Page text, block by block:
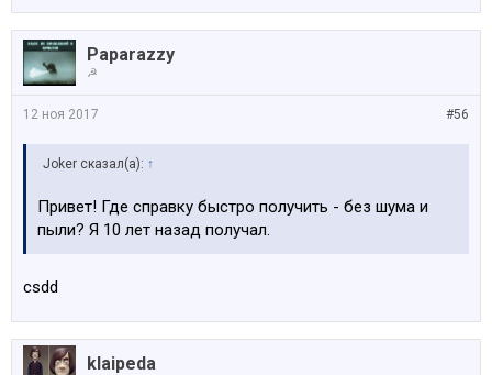
Paparazzy
☭
#56
12 ноя 2017
Joker сказал(а): ↑
Привет! Где справку быстро получить - без шума и
пыли? Я 10 лет назад получал.
csdd
klaipeda